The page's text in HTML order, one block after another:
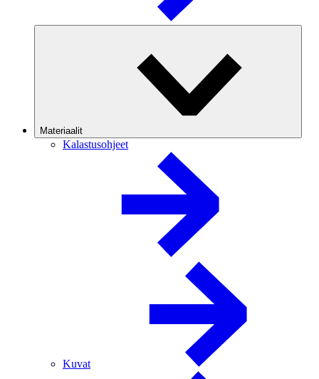
Materiaalit
Kalastusohjeet
Kuvat